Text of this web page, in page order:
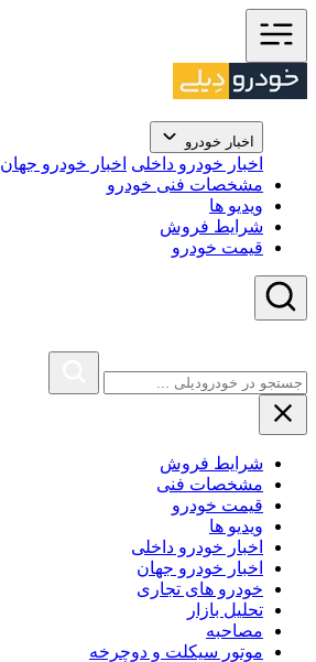
اخبار خودرو
اخبار خودرو داخلی اخبار خودرو جهان
مشخصات فنی خودرو
ویدیو ها
شرایط فروش
قیمت خودرو
شرایط فروش
مشخصات فنی
قیمت خودرو
ویدیو ها
اخبار خودرو داخلی
اخبار خودرو جهان
خودرو های تجاری
تحلیل بازار
مصاحبه
موتور سیکلت و دوچرخه